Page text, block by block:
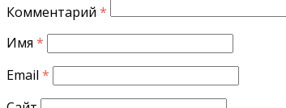
Комментарий *
Имя *
Email *